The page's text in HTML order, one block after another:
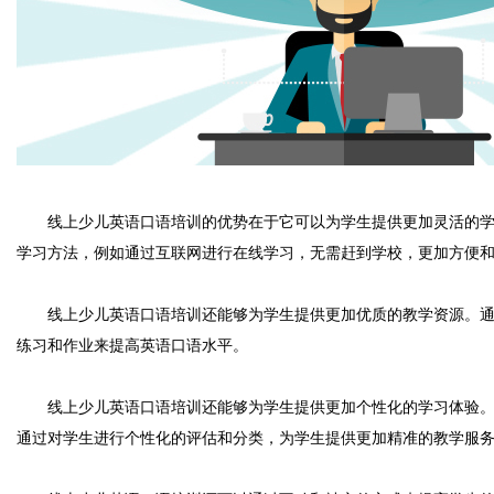
线上少儿英语口语培训的优势在于它可以为学生提供更加灵活的
学习方法，例如通过互联网进行在线学习，无需赶到学校，更加方便
线上少儿英语口语培训还能够为学生提供更加优质的教学资源。
练习和作业来提高英语口语水平。
线上少儿英语口语培训还能够为学生提供更加个性化的学习体验
通过对学生进行个性化的评估和分类，为学生提供更加精准的教学服